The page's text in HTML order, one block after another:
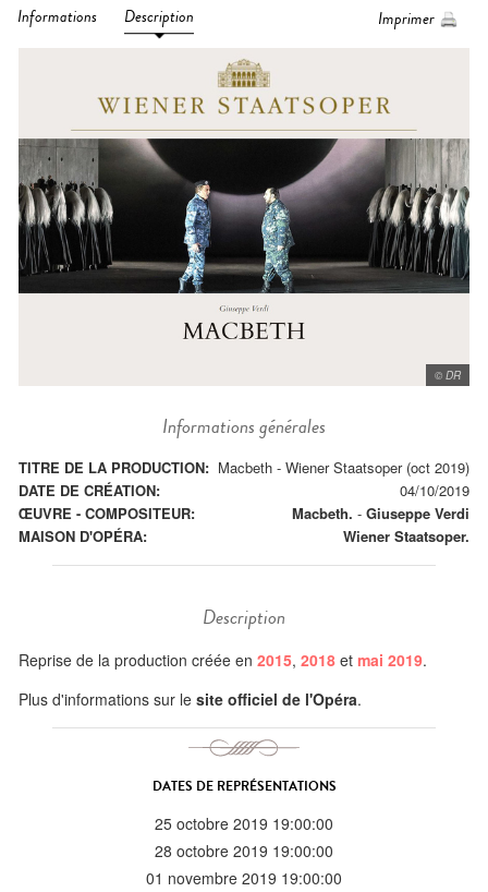
Informations Description Imprimer
© DR
Informations générales
TITRE DE LA PRODUCTION: Macbeth - Wiener Staatsoper (oct 2019)
DATE DE CRÉATION:
04/10/2019
ŒUVRE - COMPOSITEUR:
Macbeth. - Giuseppe Verdi
MAISON D'OPÉRA:
Wiener Staatsoper.
Description
Reprise de la production créée en 2015, 2018 et mai 2019.
Plus d'informations sur le site officiel de l'Opéra.
DATES DE REPRÉSENTATIONS
25 octobre 2019 19:00:00
28 octobre 2019 19:00:00
01 novembre 2019 19:00:00